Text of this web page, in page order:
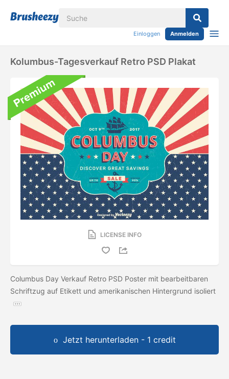
Einloggen Anmelden
Kolumbus-Tagesverkauf Retro PSD Plakat
LICENSE INFO
Columbus Day Verkauf Retro PSD Poster mit bearbeitbaren
Schriftzug auf Etikett und amerikanischen Hintergrund isoliert
Jetzt herunterladen - 1 credit